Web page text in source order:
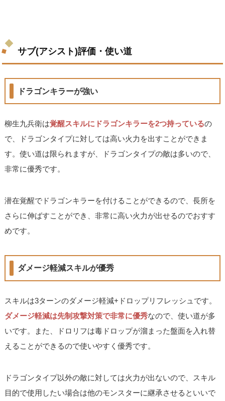
サブ(アシスト)評価・使い道
ドラゴンキラーが強い
柳生九兵衛は覚醒スキルにドラゴンキラーを2つ持っているの
で、ドラゴンタイプに対しては高い火力を出すことができま
す。使い道は限られますが、ドラゴンタイプの敵は多いので、
非常に優秀です。
潜在覚醒でドラゴンキラーを付けることができるので、長所を
さらに伸ばすことができ、非常に高い火力が出せるのでおすす
めです。
ダメージ軽減スキルが優秀
スキルは3ターンのダメージ軽減+ドロップリフレッシュです。
ダメージ軽減は先制攻撃対策で非常に優秀なので、使い道が多
いです。また、ドロリフは毒ドロップが溜まった盤面を入れ替
えることができるので使いやすく優秀です。
ドラゴンタイプ以外の敵に対しては火力が出ないので、スキル
目的で使用したい場合は他のモンスターに継承させるといいで